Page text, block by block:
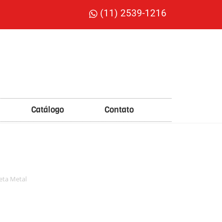
(11) 2539-1216
Catálogo Contato
Metal